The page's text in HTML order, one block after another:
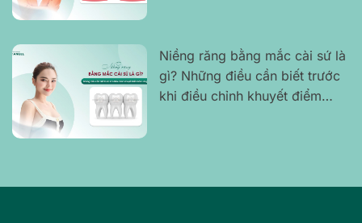
Niềng răng bằng mắc cài sứ là
gì? Những điều cần biết trước
khi điều chỉnh khuyết điểm